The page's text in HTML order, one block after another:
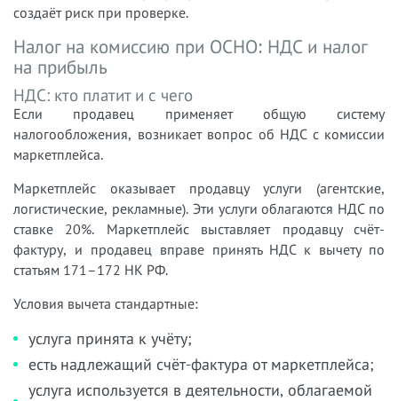
создаёт риск при проверке.
Налог на комиссию при ОСНО: НДС и налог
на прибыль
НДС: кто платит и с чего
Если продавец применяет общую систему
налогообложения, возникает вопрос об НДС с комиссии
маркетплейса.
Маркетплейс оказывает продавцу услуги (агентские,
логистические, рекламные). Эти услуги облагаются НДС по
ставке 20%. Маркетплейс выставляет продавцу счёт-
фактуру, и продавец вправе принять НДС к вычету по
статьям 171–172 НК РФ.
Условия вычета стандартные:
услуга принята к учёту;
есть надлежащий счёт-фактура от маркетплейса;
услуга используется в деятельности, облагаемой